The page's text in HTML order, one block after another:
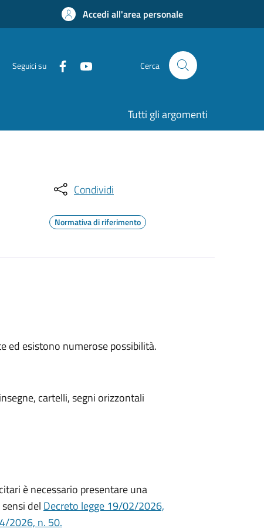
Accedi all'area personale
Seguici su Cerca
Tutti gli argomenti
Condividi
Normativa di riferimento
ed esistono numerose possibilità.
cartelli, segni orizzontali
è necessario presentare una
del Decreto legge 19/02/2026,
2026, n. 50.